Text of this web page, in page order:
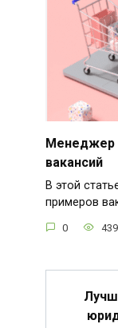
Менеджер
вакансий
В этой
примеров
0 439